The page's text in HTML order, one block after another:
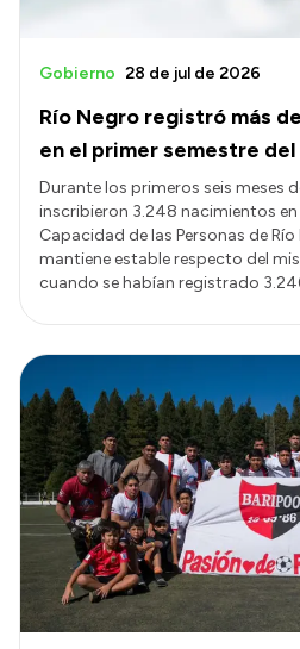
Río Negro registró más
en el primer semestre del
Gobierno 28 de jul de 2026
Durante los primeros seis meses
inscribieron 3.248 nacimientos en
Capacidad de las Personas de
mantiene estable respecto del
cuando se habían registrado